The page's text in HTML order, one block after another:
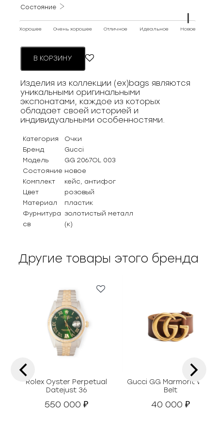
Состояние
Хорошее Очень хорошее Отличное Идеальное Новое
В КОРЗИНУ
Изделия из коллекции (ex)bags являются
уникальными оригинальными
экспонатами, каждое из которых
обладает своей историей и
индивидуальными особенностями.
Категория
Очки
Бренд
Gucci
Модель
GG 2067OL 003
Состояние новое
Комплект
кейс, антифог
Цвет
розовый
Материал
пластик
Фурнитура золотистый металл
св
(к)
Другие товары этого бренда
Rolex Oyster Perpetual
Datejust 36
550 000₽
Gucci GG Marmont Wide
Belt
40 000₽
‹ ›